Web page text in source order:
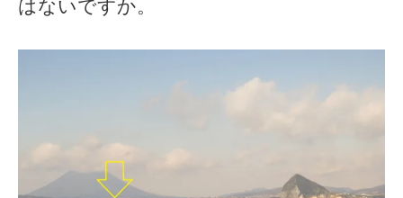
はないですか。